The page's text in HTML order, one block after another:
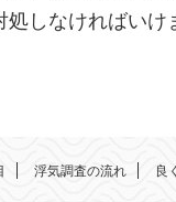
しなければいけ
浮気調査の流れ 良